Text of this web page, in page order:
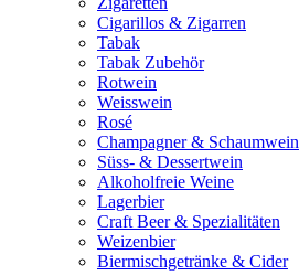
Cigarillos & Zigarren
Tabak
Tabak Zubehör
Rotwein
Weisswein
Rosé
Champagner & Schaumwein
Süss- & Dessertwein
Alkoholfreie Weine
Lagerbier
Craft Beer & Spezialitäten
Weizenbier
Biermischgetränke & Cider